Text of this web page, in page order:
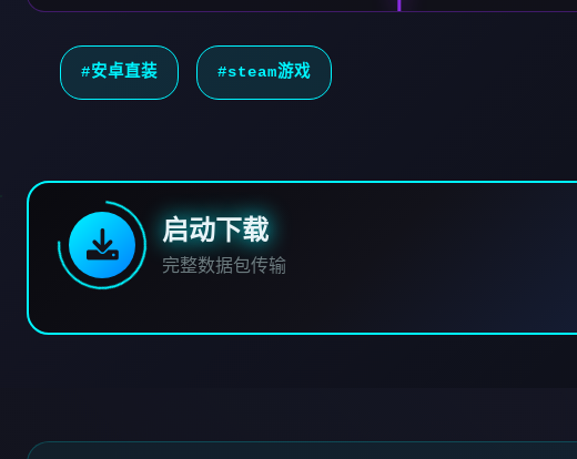
#安卓直装 #steam游戏
启动下载
完整数据包传输